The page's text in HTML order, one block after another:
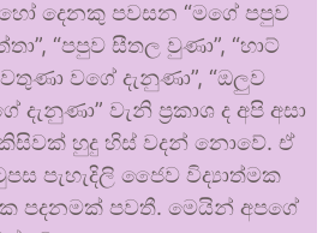
දෙනකු පවසන “මගේ පපුව
“පපුව සීතල වුණා”, “හාට්
වගේ දැනුණා”, “ඔලුව
වැනි ප්‍රකාශ ද අපි අසා
හුදු හිස් වදන් නොවේ. ඒ
පැහැදිලි ජෛව විද්‍යාත්මක
පදනමක් පවතී. මෙයින් අපගේ